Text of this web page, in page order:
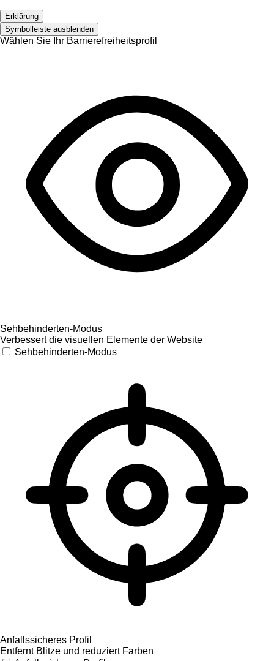
Erklärung
Symbolleiste ausblenden
Wählen Sie Ihr Barrierefreiheitsprofil
Sehbehinderten-Modus
Verbessert die visuellen Elemente der Website
Sehbehinderten-Modus
Anfallssicheres Profil
Entfernt Blitze und reduziert Farben